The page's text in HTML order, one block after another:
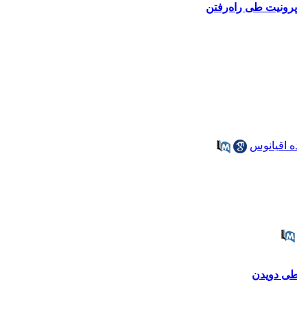
پرونیت طی راه‌رفتن
اقیانوس
دویدن